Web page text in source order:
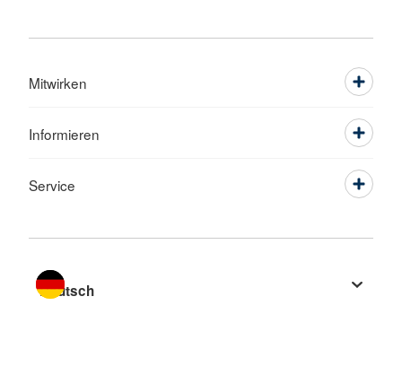
Mitwirken
Informieren
Service
Sprache wechseln zu